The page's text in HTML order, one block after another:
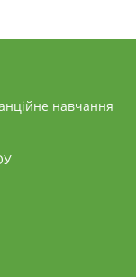
навчання